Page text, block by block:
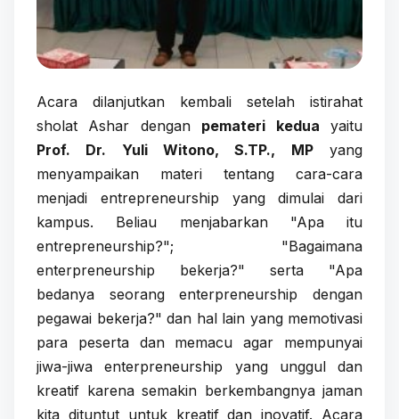
Acara dilanjutkan kembali setelah istirahat
sholat Ashar dengan pemateri kedua yaitu
Prof. Dr. Yuli Witono, S.TP., MPyang
menyampaikan materi tentang cara-cara
menjadi entrepreneurship yang dimulai dari
kampus. Beliau menjabarkan "Apa itu
entrepreneurship?"; "Bagaimana
enterpreneurship bekerja?" serta "Apa
bedanya seorang enterpreneurship dengan
pegawai bekerja?" dan hal lain yang memotivasi
para peserta dan memacu agar mempunyai
jiwa-jiwa enterpreneurship yang unggul dan
kreatif karena semakin berkembangnya jaman
kita dituntut untuk kreatif dan inovatif. Acara